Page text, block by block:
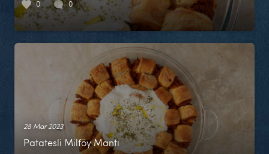
0 0
28 Mar 2023
Patatesli Milföy Mantı